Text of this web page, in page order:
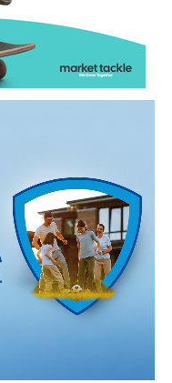
книга, вземи си
с други читатели
GoGo,